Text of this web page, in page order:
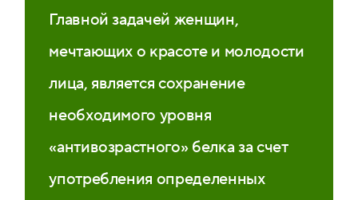
Главной задачей женщин,
мечтающих о красоте и молодости
лица, является сохранение
необходимого уровня
«антивозрастного» белка за счет
употребления определенных